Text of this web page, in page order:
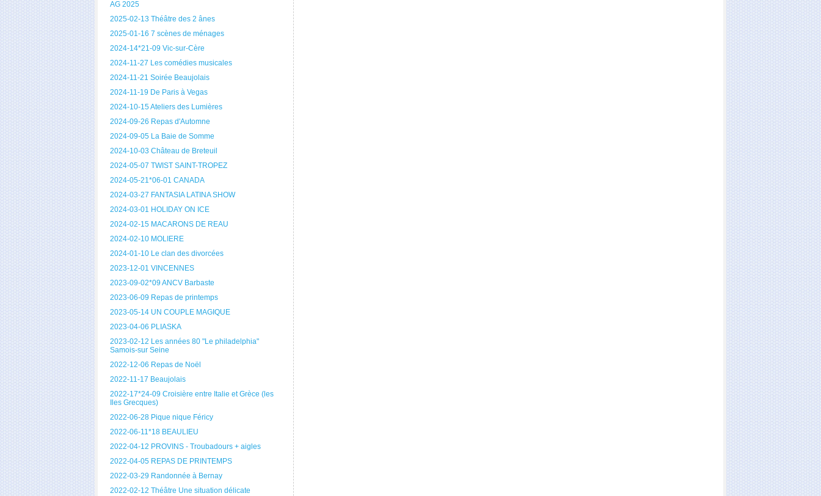
AG 2025
2025-02-13 Théâtre des 2 ânes
2025-01-16 7 scènes de ménages
2024-14*21-09 Vic-sur-Cère
2024-11-27 Les comédies musicales
2024-11-21 Soirée Beaujolais
2024-11-19 De Paris à Vegas
2024-10-15 Ateliers des Lumières
2024-09-26 Repas d'Automne
2024-09-05 La Baie de Somme
2024-10-03 Château de Breteuil
2024-05-07 TWIST SAINT-TROPEZ
2024-05-21*06-01 CANADA
2024-03-27 FANTASIA LATINA SHOW
2024-03-01 HOLIDAY ON ICE
2024-02-15 MACARONS DE REAU
2024-02-10 MOLIERE
2024-01-10 Le clan des divorcées
2023-12-01 VINCENNES
2023-09-02*09 ANCV Barbaste
2023-06-09 Repas de printemps
2023-05-14 UN COUPLE MAGIQUE
2023-04-06 PLIASKA
2023-02-12 Les années 80 "Le philadelphia"
Samois-sur Seine
2022-12-06 Repas de Noël
2022-11-17 Beaujolais
2022-17*24-09 Croisière entre Italie et Grèce (les
Iles Grecques)
2022-06-28 Pique nique Féricy
2022-06-11*18 BEAULIEU
2022-04-12 PROVINS - Troubadours + aigles
2022-04-05 REPAS DE PRINTEMPS
2022-03-29 Randonnée à Bernay
2022-02-12 Théâtre Une situation délicate